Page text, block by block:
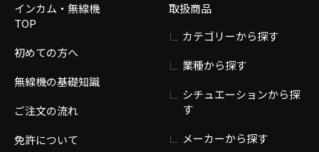
インカム・無線機
TOP
初めての方へ
無線機の基礎知識
ご注文の流れ
免許について
取扱商品
カテゴリーから探す
業種から探す
シチュエーションから探
す
メーカーから探す